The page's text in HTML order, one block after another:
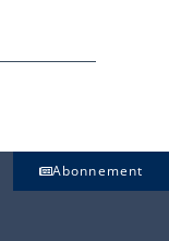
Abonnement